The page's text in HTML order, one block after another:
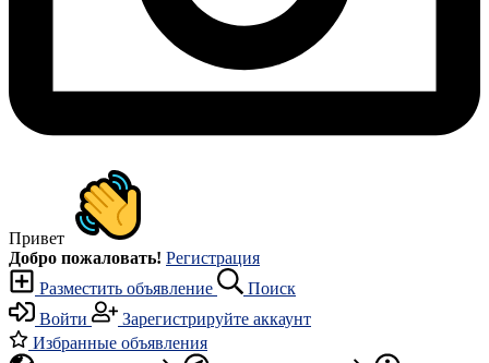
Привет
Добро пожаловать! Регистрация
Разместить объявление
Поиск
Войти
Зарегистрируйте аккаунт
Избранные объявления